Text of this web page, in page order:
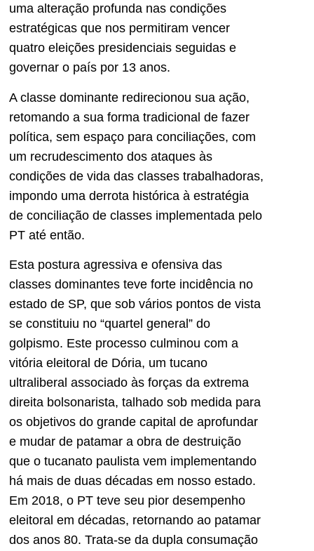
uma alteração profunda nas condições
estratégicas que nos permitiram vencer
quatro eleições presidenciais seguidas e
governar o país por 13 anos.
A classe dominante redirecionou sua ação,
retomando a sua forma tradicional de fazer
política, sem espaço para conciliações, com
um recrudescimento dos ataques às
condições de vida das classes trabalhadoras,
impondo uma derrota histórica à estratégia
de conciliação de classes implementada pelo
PT até então.
Esta postura agressiva e ofensiva das
classes dominantes teve forte incidência no
estado de SP, que sob vários pontos de vista
se constituiu no “quartel general” do
golpismo. Este processo culminou com a
vitória eleitoral de Dória, um tucano
ultraliberal associado às forças da extrema
direita bolsonarista, talhado sob medida para
os objetivos do grande capital de aprofundar
e mudar de patamar a obra de destruição
que o tucanato paulista vem implementando
há mais de duas décadas em nosso estado.
Em 2018, o PT teve seu pior desempenho
eleitoral em décadas, retornando ao patamar
dos anos 80. Trata-se da dupla consumação